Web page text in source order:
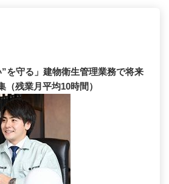
”を守る」建物衛生管理業務で将来
残業月平均10時間）